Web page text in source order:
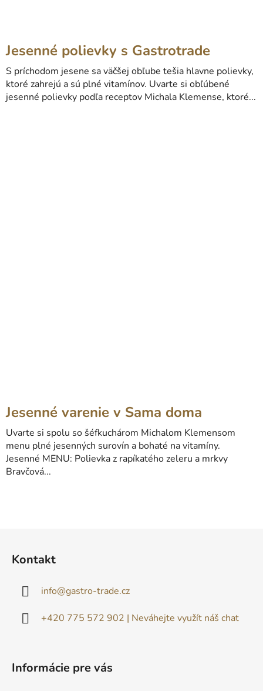
Jesenné polievky s Gastrotrade
S príchodom jesene sa väčšej obľube tešia hlavne polievky,
ktoré zahrejú a sú plné vitamínov. Uvarte si obľúbené
jesenné polievky podľa receptov Michala Klemense, ktoré...
Jesenné varenie v Sama doma
Uvarte si spolu so šéfkuchárom Michalom Klemensom
menu plné jesenných surovín a bohaté na vitamíny.
Jesenné MENU: Polievka z rapíkatého zeleru a mrkvy
Bravčová...
Kontakt
info@gastro-trade.cz
+420 775 572 902 | Neváhejte využít náš chat
Informácie pre vás